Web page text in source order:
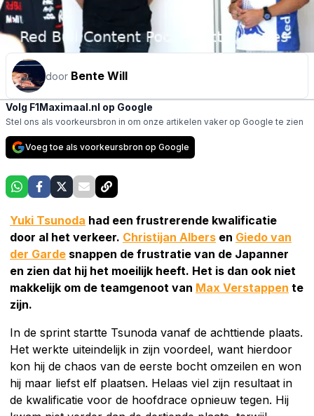
door Bente Will
Volg F1Maximaal.nl op Google
Stel ons als voorkeursbron in om onze artikelen vaker op Google te zien
Voeg toe als voorkeursbron op Google
Yuki Tsunoda had een frustrerende kwalificatie
door al het verkeer. Christijan Albers en Giedo van
der Garde snappen de frustratie van de Japanner
en zien dat hij het moeilijk heeft. Het is dan ook niet
makkelijk om de teamgenoot van Max Verstappen te
zijn.
In de sprint startte Tsunoda vanaf de achttiende plaats.
Het werkte uiteindelijk in zijn voordeel, want hierdoor
kon hij de chaos van de eerste bocht omzeilen en won
hij maar liefst elf plaatsen. Helaas viel zijn resultaat in
de kwalificatie voor de hoofdrace opnieuw tegen. Hij